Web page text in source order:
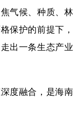
气候、种质、林
保护的前提下，
出一条生态产业
度融合，是海南